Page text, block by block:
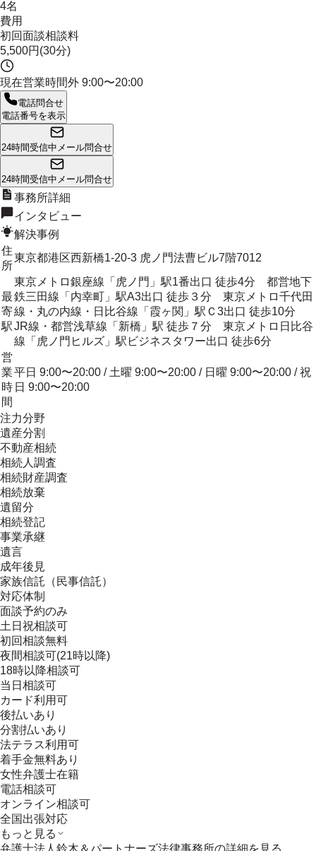
4名
費用
初回面談相談料
5,500円(30分)
現在営業時間外 9:00〜20:00
電話問合せ
電話番号を表示
24時間受信中 メール問合せ
24時間受信中 メール問合せ
事務所詳細
インタビュー
解決事例
住
所
東京都港区西新橋1-20-3 虎ノ門法曹ビル7階7012
最
寄
駅
東京メトロ銀座線「虎ノ門」駅1番出口 徒歩4分 都営地下
鉄三田線「内幸町」駅A3出口 徒歩３分 東京メトロ千代田
線・丸の内線・日比谷線「霞ヶ関」駅Ｃ3出口 徒歩10分
JR線・都営浅草線「新橋」駅 徒歩７分 東京メトロ日比谷
線「虎ノ門ヒルズ」駅ビジネスタワー出口 徒歩6分
営
業
時
間
平日 9:00〜20:00 / 土曜 9:00〜20:00 / 日曜 9:00〜20:00 / 祝
日 9:00〜20:00
注力分野
遺産分割
不動産相続
相続人調査
相続財産調査
相続放棄
遺留分
相続登記
事業承継
遺言
成年後見
家族信託（民事信託）
対応体制
面談予約のみ
土日祝相談可
初回相談無料
夜間相談可(21時以降)
18時以降相談可
当日相談可
カード利用可
後払いあり
分割払いあり
法テラス利用可
着手金無料あり
女性弁護士在籍
電話相談可
オンライン相談可
全国出張対応
もっと見る
弁護士法人鈴木＆パートナーズ法律事務所の詳細を見る